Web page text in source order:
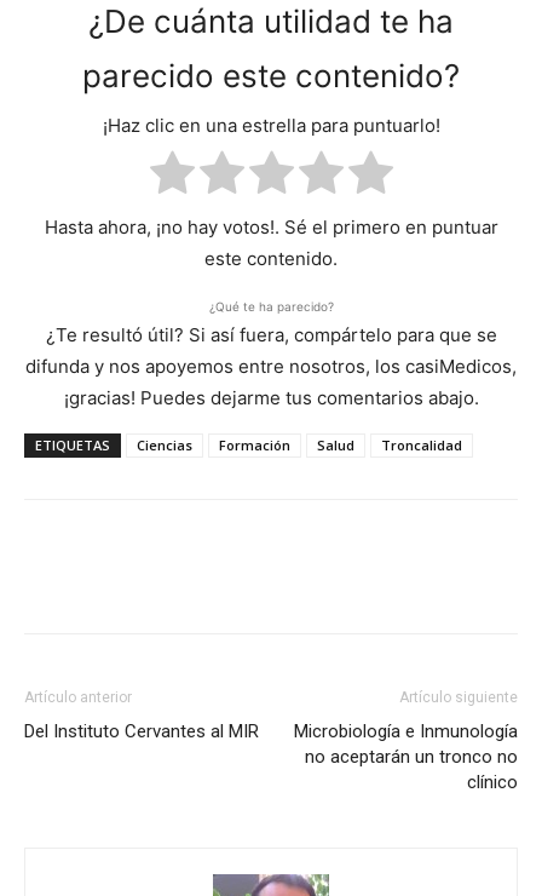
¿De cuánta utilidad te ha
parecido este contenido?
¡Haz clic en una estrella para puntuarlo!
Hasta ahora, ¡no hay votos!. Sé el primero en puntuar
este contenido.
¿Qué te ha parecido?
¿Te resultó útil? Si así fuera, compártelo para que se
difunda y nos apoyemos entre nosotros, los casiMedicos,
¡gracias! Puedes dejarme tus comentarios abajo.
ETIQUETAS Ciencias Formación Salud Troncalidad
Artículo anterior
Del Instituto Cervantes al MIR
Artículo siguiente
Microbiología e Inmunología
no aceptarán un tronco no
clínico